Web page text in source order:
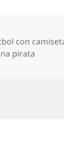
con
pirata